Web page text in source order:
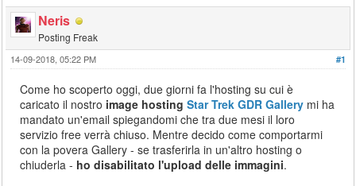
Neris
Posting Freak
#1
14-09-2018, 05:22 PM
Come ho scoperto oggi, due giorni fa l'hosting su cui è
caricato il nostro image hostingStar Trek GDR Gallery mi ha
mandato un'email spiegandomi che tra due mesi il loro
servizio free verrà chiuso. Mentre decido come comportarmi
con la povera Gallery - se trasferirla in un'altro hosting o
chiuderla - ho disabilitato l'upload delle immagini.